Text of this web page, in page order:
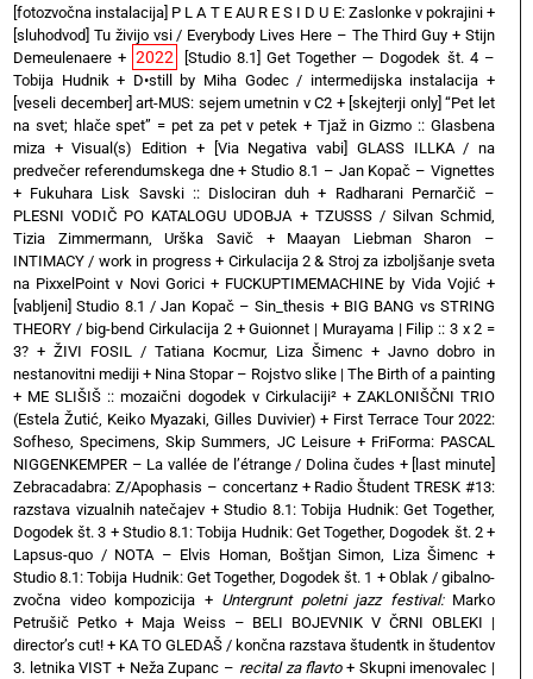
[fotozvočna instalacija] P L A T E AU R E S I D U E: Zaslonke v pokrajini+
[sluhodvod] Tu živijo vsi / Everybody Lives Here – The Third Guy + Stijn
Demeulenaere + 2022
[Studio 8.1] Get Together — Dogodek št. 4 –
Tobija Hudnik + D•still by Miha Godec / intermedijska instalacija +
[veseli december] art-MUS: sejem umetnin v C2 + [skejterji only] “Pet let
na svet; hlače spet” = pet za pet v petek + Tjaž in Gizmo :: Glasbena
miza + Visual(s) Edition +
[Via Negativa vabi] GLASS ILLKA / na
predvečer referendumskega dne+Studio 8.1 – Jan Kopač – Vignettes
+ Fukuhara Lisk Savski :: Dislociran duh + Radharani Pernarčič –
PLESNI VODIČ PO KATALOGU UDOBJA + TZUSSS / Silvan Schmid,
Tizia Zimmermann, Urška Savič+ Maayan Liebman Sharon –
INTIMACY / work in progress + Cirkulacija 2 & Stroj za izboljšanje sveta
na PixxelPoint v Novi Gorici+ FUCKUPTIMEMACHINE by Vida Vojić+
[vabljeni] Studio 8.1 / Jan Kopač – Sin_thesis + BIG BANG vs STRING
THEORY / big-bend Cirkulacija 2+Guionnet | Murayama | Filip :: 3 x 2 =
3? + ŽIVI FOSIL / Tatiana Kocmur, Liza Šimenc + Javno dobro in
nestanovitni mediji + Nina Stopar – Rojstvo slike | The Birth of a painting
+ ME SLIŠIŠ :: mozaični dogodek v Cirkulaciji²+ ZAKLONIŠČNI TRIO
(Estela Žutić, Keiko Myazaki, Gilles Duvivier) + First Terrace Tour 2022:
Sofheso, Specimens, Skip Summers, JC Leisure+ FriForma: PASCAL
NIGGENKEMPER – La vallée de l’étrange / Dolina čudes + [last minute]
Zebracadabra: Z/Apophasis – concertanz+ Radio Študent TRESK #13:
razstava vizualnih natečajev +Studio 8.1: Tobija Hudnik: Get Together,
Dogodek št. 3 + Studio 8.1: Tobija Hudnik: Get Together, Dogodek št. 2+
Lapsus-quo / NOTA – Elvis Homan, Boštjan Simon, Liza Šimenc +
Studio 8.1: Tobija Hudnik: Get Together, Dogodek št. 1 + Oblak / gibalno-
zvočna video kompozicija + Untergrunt poletni jazz festival:Marko
Petrušič Petko+ Maja Weiss – BELI BOJEVNIK V ČRNI OBLEKI |
director’s cut! + KA TO GLEDAŠ / končna razstava študentk in študentov
3. letnika VIST + Neža Zupanc – recital za flavto+ Skupni imenovalec |